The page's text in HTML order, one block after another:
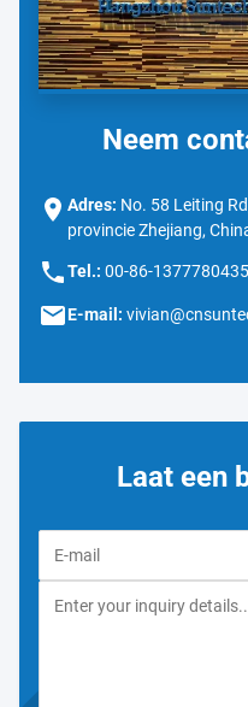
Neem
Adres: No. 58 Leiting
provincie Zhejiang,
Tel.: 00-86-
E-mail:
Laat een